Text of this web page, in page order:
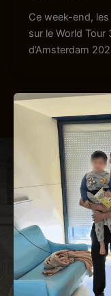
Ce week-end,
sur le World
d’Amsterdam